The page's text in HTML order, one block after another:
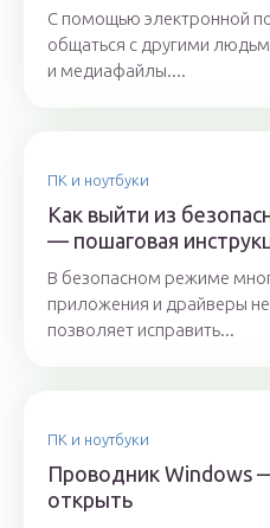
С помощью электронной
общаться с другими
и медиафайлы....
ПК и ноутбуки
Как выйти из
— пошаговая
В безопасном режиме
приложения и драйверы
позволяет исправить...
ПК и ноутбуки
Проводник Windows
открыть